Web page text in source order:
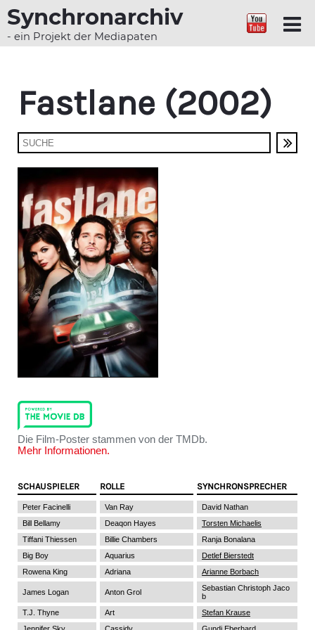
Synchronarchiv
- ein Projekt der Mediapaten
Fastlane (2002)
Die Film-Poster stammen von der TMDb.
Mehr Informationen.
SCHAUSPIELER ROLLE SYNCHRONSPRECHER
Peter Facinelli Van Ray
David Nathan
Bill Bellamy
Deaqon Hayes
Torsten Michaelis
Tiffani Thiessen
Billie Chambers
Ranja Bonalana
Big Boy
Aquarius
Detlef Bierstedt
Rowena King
Adriana Arianne Borbach
James Logan Anton Grol
Sebastian Christoph Jaco
b
T.J. Thyne
Art
Stefan Krause